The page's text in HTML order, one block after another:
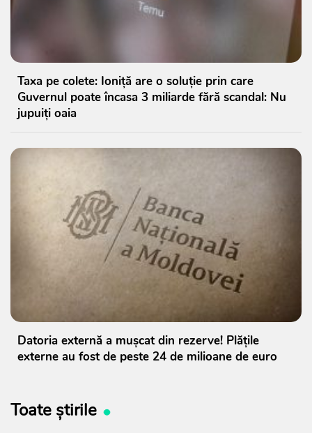
Taxa pe colete: Ioniță are o soluție prin care
Guvernul poate încasa 3 miliarde fără scandal: Nu
jupuiți oaia
Datoria externă a mușcat din rezerve! Plățile
externe au fost de peste 24 de milioane de euro
Toate știrile